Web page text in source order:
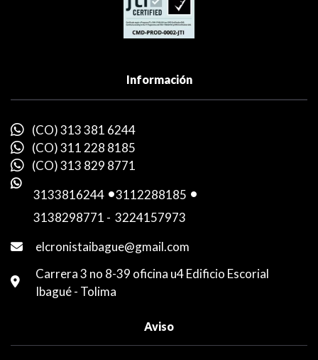
Información
(CO) 313 381 6244
(CO) 311 228 8185
(CO) 313 829 8771
3133816244 -3112288185 -
3138298771 - 3224157973
elcronistaibague@gmail.com
Carrera 3 no 8-39 oficina u4 Edificio Escorial
Ibagué - Tolima
Aviso